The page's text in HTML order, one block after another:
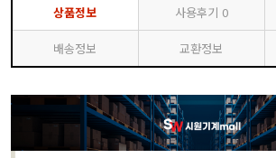
상품정보 사용후기 0
배송정보 교환정보